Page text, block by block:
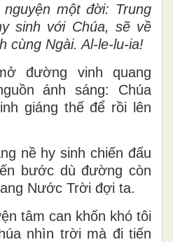
một đời: Trung
sinh với Chúa, sẽ về
cùng Ngài. Al-le-lu-ia!
đường vinh quang
ánh sáng: Chúa
giáng thế để rồi lên
nề hy sinh chiến đấu
bước dù đường còn
Nước Trời đợi ta.
tâm can khốn khó tôi
nhìn trời mà đi tiến